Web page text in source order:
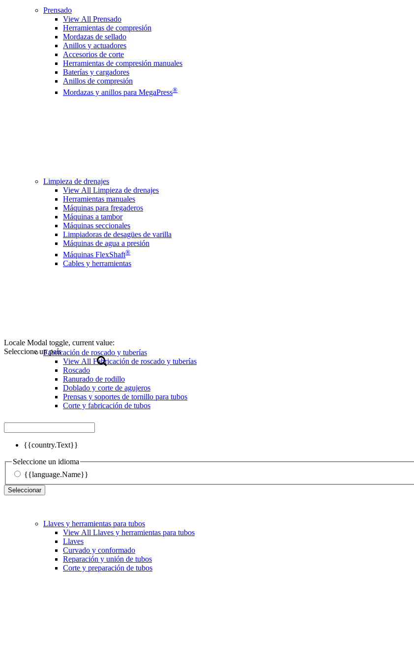
Locale Modal toggle, current value:
Seleccione un país
{{country.Text}}
Seleccione un idioma
{{language.Name}}
Seleccionar
Prensado
View All Prensado
Herramientas de compresión
Mordazas de sellado
Anillos y actuadores
Accesorios de corte
Herramientas de compresión manuales
Baterías y cargadores
Anillos de compresión
Mordazas y anillos para MegaPress®
Limpieza de drenajes
View All Limpieza de drenajes
Herramientas manuales
Máquinas para fregaderos
Máquinas a tambor
Máquinas seccionales
Limpiadoras de desagües de varilla
Máquinas de agua a presión
Máquinas FlexShaft®
Cables y herramientas
Fabricación de roscado y tuberías
View All Fabricación de roscado y tuberías
Roscado
Ranurado de rodillo
Doblado y corte de agujeros
Prensas y soportes de tornillo para tubos
Corte y fabricación de tubos
Llaves y herramientas para tubos
View All Llaves y herramientas para tubos
Llaves
Curvado y conformado
Reparación y unión de tubos
Corte y preparación de tubos